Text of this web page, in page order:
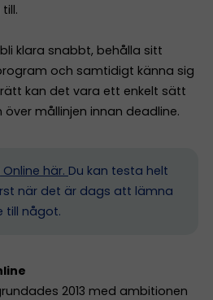
klara snabbt, behålla sitt
och samtidigt känna sig
kan det vara ett enkelt sätt
mållinjen innan deadline.
här. Du kan testa helt
när det är dags att lämna
till något.
2013 med ambitionen